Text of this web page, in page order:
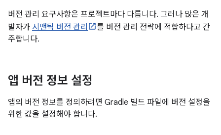
버전 관리 요구사항은 프로젝트마다 다릅니다. 그러나 많은 개
발자가 시맨틱 버전 관리
를 버전 관리 전략에 적합하다고 간
주합니다.
앱 버전 정보 설정
앱의 버전 정보를 정의하려면 Gradle 빌드 파일에 버전 설정을
위한 값을 설정해야 합니다.